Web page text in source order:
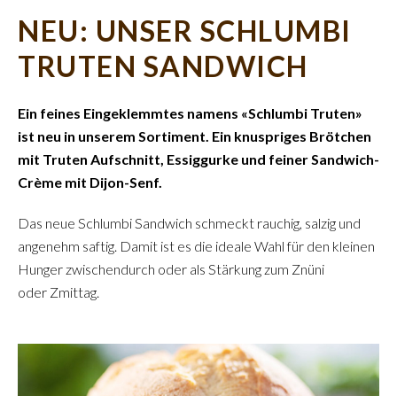
NEU: UNSER SCHLUMBI
TRUTEN SANDWICH
Ein feines Eingeklemmtes namens «Schlumbi Truten»
ist neu in unserem Sortiment. Ein knuspriges Brötchen
mit Truten Aufschnitt, Essiggurke und feiner Sandwich-
Crème mit Dijon-Senf.
Das neue Schlumbi Sandwich schmeckt rauchig, salzig und
angenehm saftig. Damit ist es die ideale Wahl für den kleinen
Hunger zwischendurch oder als Stärkung zum Znüni
oder Zmittag.